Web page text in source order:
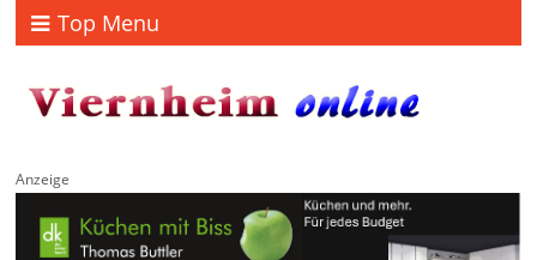
Top Menu
Anzeige